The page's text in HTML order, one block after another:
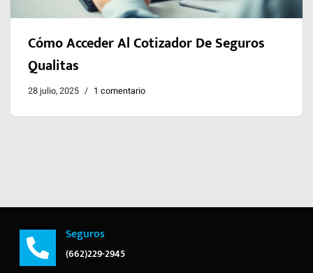
Cómo Acceder Al Cotizador De Seguros
Qualitas
28 julio, 2025 1 comentario
Seguros
(662)229-2945